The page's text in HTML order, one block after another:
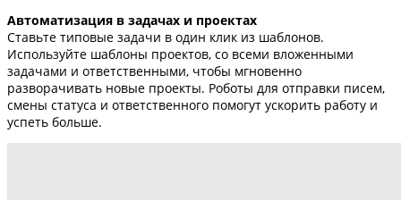
Автоматизация в задачах и проектах
Ставьте типовые задачи в один клик из шаблонов.
Используйте шаблоны проектов, со всеми вложенными
задачами и ответственными, чтобы мгновенно
разворачивать новые проекты. Роботы для отправки писем,
смены статуса и ответственного помогут ускорить работу и
успеть больше.